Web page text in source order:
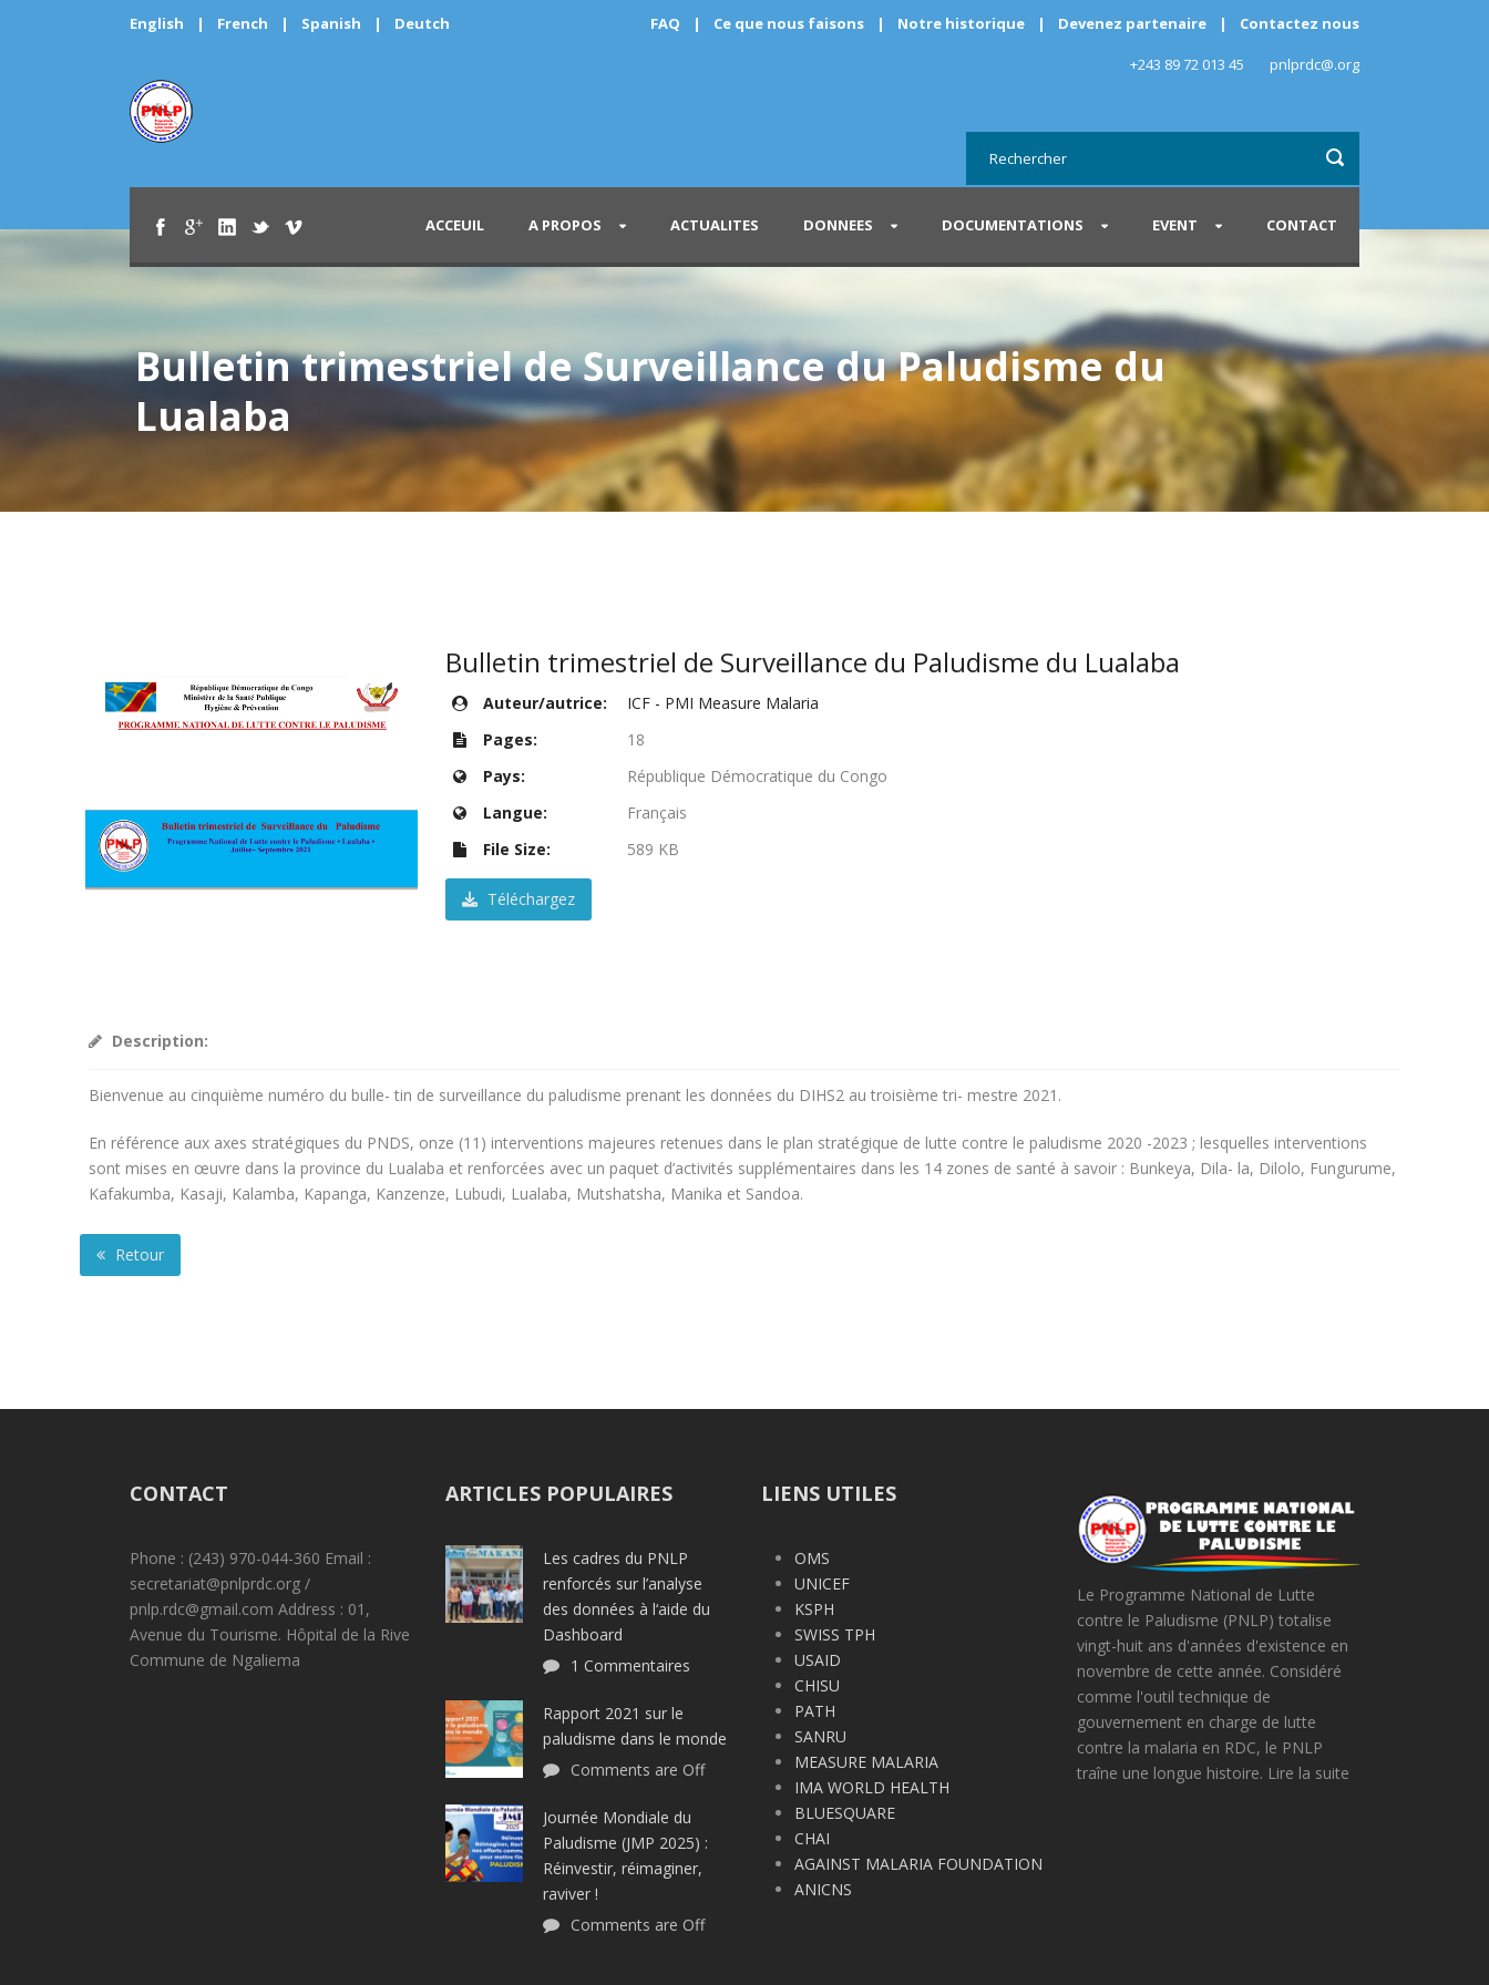
English | French | Spanish | Deutch FAQ | Ce que nous faisons | Notre historique | Devenez partenaire | Contactez nous
+243 89 72 013 45 pnlprdc@.org
ACCEUIL A PROPOS ACTUALITES DONNEES DOCUMENTATIONS EVENT CONTACT
Bulletin trimestriel de Surveillance du Paludisme du
Lualaba
Bulletin trimestriel de Surveillance du Paludisme du Lualaba
Auteur/autrice:
ICF - PMI Measure Malaria
Pages:
18
Pays:
République Démocratique du Congo
Langue:
Français
File Size:
589 KB
Téléchargez
Description:
Bienvenue au cinquième numéro du bulle- tin de surveillance du paludisme prenant les données du DIHS2 au troisième tri- mestre 2021.
En référence aux axes stratégiques du PNDS, onze (11) interventions majeures retenues dans le plan stratégique de lutte contre le paludisme 2020 -2023 ; lesquelles interventions
sont mises en œuvre dans la province du Lualaba et renforcées avec un paquet d’activités supplémentaires dans les 14 zones de santé à savoir : Bunkeya, Dila- la, Dilolo, Fungurume,
Kafakumba, Kasaji, Kalamba, Kapanga, Kanzenze, Lubudi, Lualaba, Mutshatsha, Manika et Sandoa.
Retour
CONTACT
Phone : (243) 970-044-360 Email :
secretariat@pnlprdc.org /
pnlp.rdc@gmail.com Address : 01,
Avenue du Tourisme. Hôpital de la Rive
Commune de Ngaliema
ARTICLES POPULAIRES
Les cadres du PNLP
renforcés sur l’analyse
des données à l‘aide du
Dashboard
1 Commentaires
Rapport 2021 sur le
paludisme dans le monde
Comments are Off
Journée Mondiale du
Paludisme (JMP 2025) :
Réinvestir, réimaginer,
raviver !
Comments are Off
LIENS UTILES
OMS
UNICEF
KSPH
SWISS TPH
USAID
CHISU
PATH
SANRU
MEASURE MALARIA
IMA WORLD HEALTH
BLUESQUARE
CHAI
AGAINST MALARIA FOUNDATION
ANICNS
Le Programme National de Lutte
contre le Paludisme (PNLP) totalise
vingt-huit ans d'années d'existence en
novembre de cette année. Considéré
comme l'outil technique de
gouvernement en charge de lutte
contre la malaria en RDC, le PNLP
traîne une longue histoire. Lire la suite